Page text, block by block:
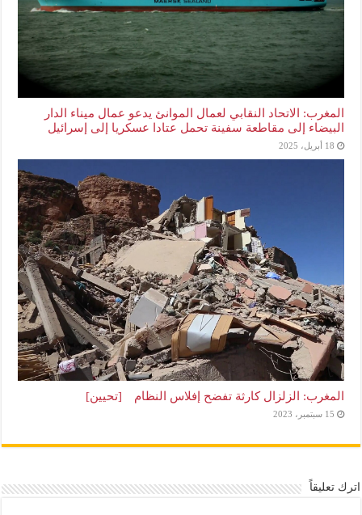
المغرب: الاتحاد النقابي لعمال الموانئ يدعو عمال ميناء الدار
البيضاء إلى مقاطعة سفينة تحمل عتادا عسكريا إلى إسرائيل
18 أبريل، 2025
المغرب: الزلزال كارثة تفضح إفلاس النظام [تحيين]
15 سبتمبر، 2023
اترك تعليقاً